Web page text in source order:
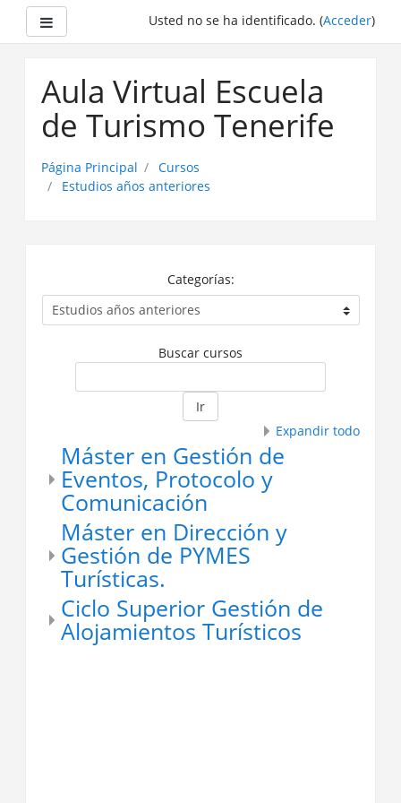
contenido
Usted no se ha identificado. (Acceder)
Aula Virtual Escuela
de Turismo Tenerife
Página Principal
Cursos
Estudios años anteriores
Categorías:
Buscar cursos
Ir
Expandir todo
Máster en Gestión de
Eventos, Protocolo y
Comunicación
Máster en Dirección y
Gestión de PYMES
Turísticas.
Ciclo Superior Gestión de
Alojamientos Turísticos